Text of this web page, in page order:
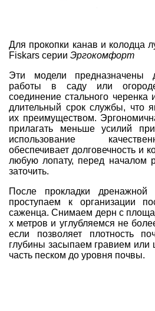
Для прокопки канав и колодца
Fiskars серии Эргокомфорт
Эти модели предназначены
работы в саду или
соединение стального черенка
длительный срок службы, что
их преимуществом.
прилагать меньше усилий
использование
обеспечивает долговечность и
любую лопату, перед началом
заточить.
После прокладки дренажной
проступаем к организации
саженца. Снимаем дерн с
х метров и углубляемся не
если позволяет плотность
глубины засыпаем гравием
часть песком до уровня почвы.